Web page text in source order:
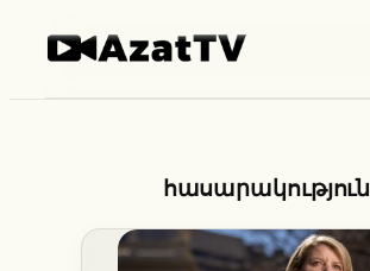
հասարակություն